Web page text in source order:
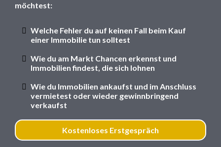
möchtest:
Welche Fehler du auf keinen Fall beim Kauf
einer Immobilie tun solltest
Wie du am Markt Chancen erkennst und
Immobilien findest, die sich lohnen
Wie du Immobilien ankaufst und im Anschluss
vermietest oder wieder gewinnbringend
verkaufst
Kostenloses Erstgespräch